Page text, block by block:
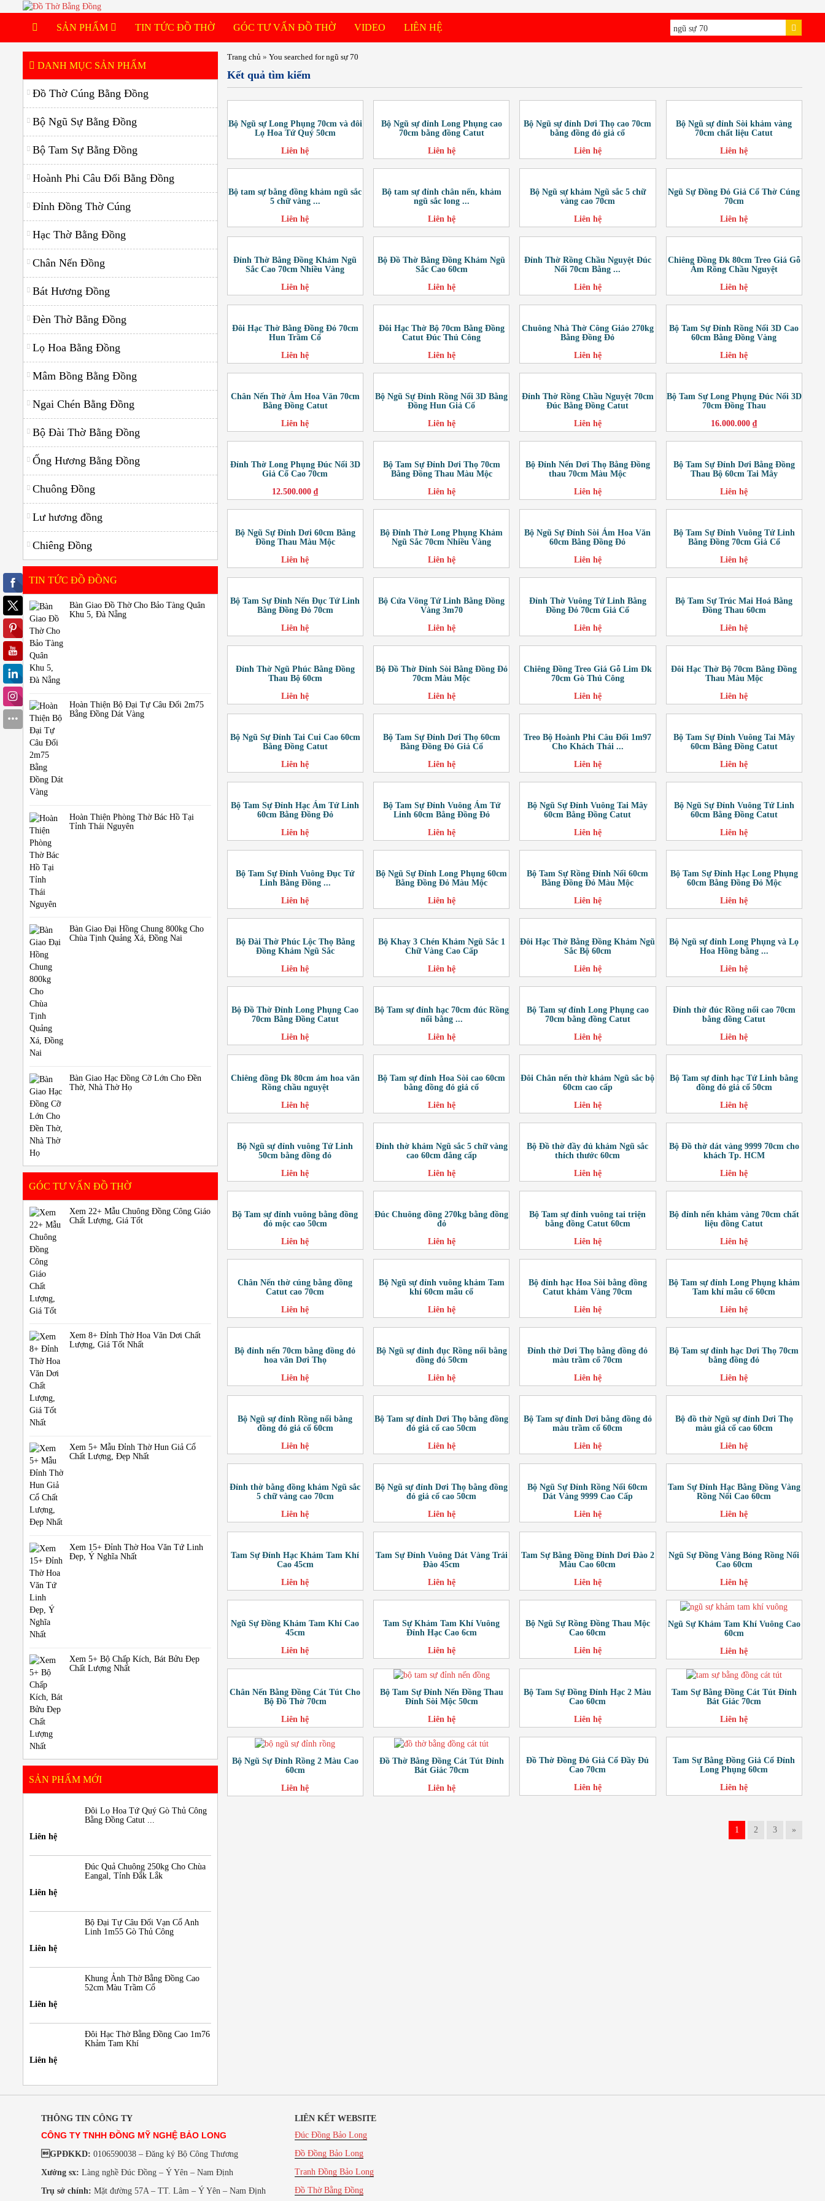
SẢN PHẨM
Bộ Tam Sự Bằng Đồng
Hạc Thờ Bằng Đồng
Chân Nến Đồng
Bát Hương Đồng
Đèn Thờ Bằng Đồng
Lọ Hoa Bằng Đồng
Ống Hương Bằng Đồng
Bộ Đài Thờ Bằng Đồng
Hoành Phi Câu Đối Bằng Đồng
Lư hương đồng
Chuông Đồng
Chiêng Đồng
TIN TỨC ĐỒ THỜ GÓC TƯ VẤN ĐỒ THỜ VIDEO LIÊN HỆ
Trang chủ » You searched for ngũ sự 70
Kết quả tìm kiếm
Bộ Ngũ sự Long Phụng 70cm và đôi
Lọ Hoa Tứ Quý 50cm
Liên hệ
Bộ Ngũ sự đỉnh Long Phụng cao
70cm bằng đồng Catut
Liên hệ
Bộ Ngũ sự đỉnh Dơi Thọ cao 70cm
bằng đồng đỏ giả cổ
Liên hệ
Bộ Ngũ sự đỉnh Sòi khảm vàng
70cm chất liệu Catut
Liên hệ
Bộ tam sự bằng đồng khảm ngũ sắc
5 chữ vàng ...
Liên hệ
Bộ tam sự đỉnh chân nến, khảm
ngũ sắc long ...
Liên hệ
Bộ Ngũ sự khảm Ngũ sắc 5 chữ
vàng cao 70cm
Liên hệ
Ngũ Sự Đồng Đỏ Giả Cổ Thờ Cúng
70cm
Liên hệ
Đỉnh Thờ Bằng Đồng Khảm Ngũ
Sắc Cao 70cm Nhiều Vàng
Liên hệ
Bộ Đồ Thờ Bằng Đồng Khảm Ngũ
Sắc Cao 60cm
Liên hệ
Đỉnh Thờ Rồng Chầu Nguyệt Đúc
Nổi 70cm Bằng ...
Liên hệ
Chiêng Đồng Đk 80cm Treo Giá Gỗ
Ám Rồng Chầu Nguyệt
Liên hệ
Đôi Hạc Thờ Bằng Đồng Đỏ 70cm
Hun Trầm Cổ
Liên hệ
Đôi Hạc Thờ Bộ 70cm Bằng Đồng
Catut Đúc Thủ Công
Liên hệ
Chuông Nhà Thờ Công Giáo 270kg
Bằng Đồng Đỏ
Liên hệ
Bộ Tam Sự Đỉnh Rồng Nổi 3D Cao
60cm Bằng Đồng Vàng
Liên hệ
Chân Nến Thờ Ám Hoa Văn 70cm
Bằng Đồng Catut
Liên hệ
Bộ Ngũ Sự Đỉnh Rồng Nổi 3D Bằng
Đồng Hun Giả Cổ
Liên hệ
Đỉnh Thờ Rồng Chầu Nguyệt 70cm
Đúc Bằng Đồng Catut
Liên hệ
Bộ Tam Sự Long Phụng Đúc Nổi 3D
70cm Đồng Thau
16.000.000 ₫
Đỉnh Thờ Long Phụng Đúc Nổi 3D
Giả Cổ Cao 70cm
12.500.000 ₫
Bộ Tam Sự Đỉnh Dơi Thọ 70cm
Bằng Đồng Thau Màu Mộc
Liên hệ
Bộ Đỉnh Nến Dơi Thọ Bằng Đồng
thau 70cm Màu Mộc
Liên hệ
Bộ Tam Sự Đỉnh Dơi Bằng Đồng
Thau Bộ 60cm Tai Mây
Liên hệ
Bộ Ngũ Sự Đỉnh Dơi 60cm Bằng
Đồng Thau Màu Mộc
Liên hệ
Bộ Đỉnh Thờ Long Phụng Khảm
Ngũ Sắc 70cm Nhiều Vàng
Liên hệ
Bộ Ngũ Sự Đỉnh Sòi Ám Hoa Văn
60cm Bằng Đồng Đỏ
Liên hệ
Bộ Tam Sự Đỉnh Vuông Tứ Linh
Bằng Đồng 70cm Giả Cổ
Liên hệ
Bộ Tam Sự Đỉnh Nến Đục Tứ Linh
Bằng Đồng Đỏ 70cm
Liên hệ
Bộ Cửa Võng Tứ Linh Bằng Đồng
Vàng 3m70
Liên hệ
Đỉnh Thờ Vuông Tứ Linh Bằng
Đồng Đỏ 70cm Giả Cổ
Liên hệ
Bộ Tam Sự Trúc Mai Hoá Bằng
Đồng Thau 60cm
Liên hệ
Đỉnh Thờ Ngũ Phúc Bằng Đồng
Thau Bộ 60cm
Liên hệ
Bộ Đồ Thờ Đỉnh Sòi Bằng Đồng Đỏ
70cm Màu Mộc
Liên hệ
Chiêng Đồng Treo Giá Gỗ Lim Đk
70cm Gò Thủ Công
Liên hệ
Đôi Hạc Thờ Bộ 70cm Bằng Đồng
Thau Màu Mộc
Liên hệ
Bộ Ngũ Sự Đỉnh Tai Cui Cao 60cm
Bằng Đồng Catut
Liên hệ
Bộ Tam Sự Đỉnh Dơi Thọ 60cm
Bằng Đồng Đỏ Giả Cổ
Liên hệ
Treo Bộ Hoành Phi Câu Đối 1m97
Cho Khách Thái ...
Liên hệ
Bộ Tam Sự Đỉnh Vuông Tai Mây
60cm Bằng Đồng Catut
Liên hệ
Bộ Tam Sự Đỉnh Hạc Ám Tứ Linh
60cm Bằng Đồng Đỏ
Liên hệ
Bộ Tam Sự Đỉnh Vuông Ám Tứ
Linh 60cm Bằng Đồng Đỏ
Liên hệ
Bộ Ngũ Sự Đỉnh Vuông Tai Mây
60cm Bằng Đồng Catut
Liên hệ
Bộ Ngũ Sự Đỉnh Vuông Tứ Linh
60cm Bằng Đồng Catut
Liên hệ
Bộ Tam Sự Đỉnh Vuông Đục Tứ
Linh Bằng Đồng ...
Liên hệ
Bộ Ngũ Sự Đỉnh Long Phụng 60cm
Bằng Đồng Đỏ Màu Mộc
Liên hệ
Bộ Tam Sự Rồng Đỉnh Nổi 60cm
Bằng Đồng Đỏ Màu Mộc
Liên hệ
Bộ Tam Sự Đỉnh Hạc Long Phụng
60cm Bằng Đồng Đỏ Mộc
Liên hệ
Bộ Đài Thờ Phúc Lộc Thọ Bằng
Đồng Khảm Ngũ Sắc
Liên hệ
Bộ Khay 3 Chén Khảm Ngũ Sắc 1
Chữ Vàng Cao Cấp
Liên hệ
Đôi Hạc Thờ Bằng Đồng Khảm Ngũ
Sắc Bộ 60cm
Liên hệ
Bộ Ngũ sự đỉnh Long Phụng và Lọ
Hoa Hồng bằng ...
Liên hệ
Bộ Đồ Thờ Đỉnh Long Phụng Cao
70cm Bằng Đồng Catut
Liên hệ
Bộ Tam sự đỉnh hạc 70cm đúc Rồng
nổi bằng ...
Liên hệ
Bộ Tam sự đỉnh Long Phụng cao
70cm bằng đồng Catut
Liên hệ
Đỉnh thờ đúc Rồng nổi cao 70cm
bằng đồng Catut
Liên hệ
Chiêng đồng Đk 80cm ám hoa văn
Rồng chầu nguyệt
Liên hệ
Bộ Tam sự đỉnh Hoa Sòi cao 60cm
bằng đồng đỏ giả cổ
Liên hệ
Đôi Chân nến thờ khảm Ngũ sắc bộ
60cm cao cấp
Liên hệ
Bộ Tam sự đỉnh hạc Tứ Linh bằng
đồng đỏ giả cổ 50cm
Liên hệ
Bộ Ngũ sự đỉnh vuông Tứ Linh
50cm bằng đồng đỏ
Liên hệ
Đỉnh thờ khảm Ngũ sắc 5 chữ vàng
cao 60cm đẳng cấp
Liên hệ
Bộ Đồ thờ đầy đủ khảm Ngũ sắc
thích thước 60cm
Liên hệ
Bộ Đồ thờ dát vàng 9999 70cm cho
khách Tp. HCM
Liên hệ
Bộ Tam sự đỉnh vuông bằng đồng
đỏ mộc cao 50cm
Liên hệ
Đúc Chuông đồng 270kg bằng đồng
đỏ
Liên hệ
Bộ Tam sự đỉnh vuông tai triện
bằng đồng Catut 60cm
Liên hệ
Bộ đỉnh nến khảm vàng 70cm chất
liệu đồng Catut
Liên hệ
Chân Nến thờ cúng bằng đồng
Catut cao 70cm
Liên hệ
Bộ Ngũ sự đỉnh vuông khảm Tam
khí 60cm mẫu cổ
Liên hệ
Bộ đỉnh hạc Hoa Sòi bằng đồng
Catut khảm Vàng 70cm
Liên hệ
Bộ Tam sự đỉnh Long Phụng khảm
Tam khí mẫu cổ 60cm
Liên hệ
Bộ đỉnh nến 70cm bằng đồng đỏ
hoa văn Dơi Thọ
Liên hệ
Bộ Ngũ sự đỉnh đục Rồng nổi bằng
đồng đỏ 50cm
Liên hệ
Đỉnh thờ Dơi Thọ bằng đồng đỏ
màu trầm cổ 70cm
Liên hệ
Bộ Tam sự đỉnh hạc Dơi Thọ 70cm
bằng đồng đỏ
Liên hệ
Bộ Ngũ sự đỉnh Rồng nổi bằng
đồng đỏ giả cổ 60cm
Liên hệ
Bộ Tam sự đỉnh Dơi Thọ bằng đồng
đỏ giả cổ cao 50cm
Liên hệ
Bộ Tam sự đỉnh Dơi bằng đồng đỏ
màu trầm cổ 60cm
Liên hệ
Bộ đồ thờ Ngũ sự đỉnh Dơi Thọ
màu giả cổ cao 60cm
Liên hệ
Đỉnh thờ bằng đồng khảm Ngũ sắc
5 chữ vàng cao 70cm
Liên hệ
Bộ Ngũ sự đỉnh Dơi Thọ bằng đồng
đỏ giả cổ cao 50cm
Liên hệ
Bộ Ngũ Sự Đỉnh Rồng Nổi 60cm
Dát Vàng 9999 Cao Cấp
Liên hệ
Tam Sự Đỉnh Hạc Bằng Đồng Vàng
Rồng Nổi Cao 60cm
Liên hệ
Tam Sự Đỉnh Hạc Khảm Tam Khí
Cao 45cm
Liên hệ
Tam Sự Đỉnh Vuông Dát Vàng Trái
Đào 45cm
Liên hệ
Tam Sự Bằng Đồng Đỉnh Dơi Đào 2
Màu Cao 60cm
Liên hệ
Ngũ Sự Đồng Vàng Bóng Rồng Nổi
Cao 60cm
Liên hệ
Ngũ Sự Đồng Khảm Tam Khí Cao
45cm
Liên hệ
Tam Sự Khảm Tam Khí Vuông
Đỉnh Hạc Cao 6cm
Liên hệ
Bộ Ngũ Sự Rồng Đồng Thau Mộc
Cao 60cm
Liên hệ
Ngũ Sự Khảm Tam Khí Vuông Cao
60cm
Liên hệ
Chân Nến Bằng Đồng Cát Tút Cho
Bộ Đồ Thờ 70cm
Liên hệ
Bộ Tam Sự Đỉnh Nến Đồng Thau
Đỉnh Sòi Mộc 50cm
Liên hệ
Bộ Tam Sự Đồng Đỉnh Hạc 2 Màu
Cao 60cm
Liên hệ
Tam Sự Bằng Đồng Cát Tút Đỉnh
Bát Giác 70cm
Liên hệ
Bộ Ngũ Sự Đỉnh Rồng 2 Màu Cao
60cm
Liên hệ
Đồ Thờ Bằng Đồng Cát Tút Đỉnh
Bát Giác 70cm
Liên hệ
Đồ Thờ Đồng Đỏ Giả Cổ Đầy Đủ
Cao 70cm
Liên hệ
Tam Sự Bằng Đồng Giả Cổ Đỉnh
Long Phụng 60cm
Liên hệ
1 2 3 »
DANH MỤC SẢN PHẨM
Đồ Thờ Cúng Bằng Đồng
Bộ Ngũ Sự Bằng Đồng
Bộ Tam Sự Bằng Đồng
Hoành Phi Câu Đối Bằng Đồng
Đỉnh Đồng Thờ Cúng
Hạc Thờ Bằng Đồng
Chân Nến Đồng
Bát Hương Đồng
Đèn Thờ Bằng Đồng
Lọ Hoa Bằng Đồng
Mâm Bồng Bằng Đồng
Ngai Chén Bằng Đồng
Bộ Đài Thờ Bằng Đồng
Ống Hương Bằng Đồng
Chuông Đồng
Lư hương đồng
Chiêng Đồng
TIN TỨC ĐỒ ĐỒNG
Bàn Giao Đồ Thờ Cho Bảo Tàng Quân
Khu 5, Đà Nẵng
Hoàn Thiện Bộ Đại Tự Câu Đối 2m75
Bằng Đồng Dát Vàng
Hoàn Thiện Phòng Thờ Bác Hồ Tại
Tỉnh Thái Nguyên
Bàn Giao Đại Hồng Chung 800kg Cho
Chùa Tịnh Quảng Xá, Đồng Nai
Bàn Giao Hạc Đồng Cỡ Lớn Cho Đền
Thờ, Nhà Thờ Họ
GÓC TƯ VẤN ĐỒ THỜ
Xem 22+ Mẫu Chuông Đồng Công Giáo
Chất Lượng, Giá Tốt
Xem 8+ Đỉnh Thờ Hoa Văn Dơi Chất
Lượng, Giá Tốt Nhất
Xem 5+ Mẫu Đỉnh Thờ Hun Giả Cổ
Chất Lượng, Đẹp Nhất
Xem 15+ Đỉnh Thờ Hoa Văn Tứ Linh
Đẹp, Ý Nghĩa Nhất
Xem 5+ Bộ Chấp Kích, Bát Bửu Đẹp
Chất Lượng Nhất
SẢN PHẨM MỚI
Đôi Lọ Hoa Tứ Quý Gò Thủ Công
Bằng Đồng Catut ...
Liên hệ
Đúc Quả Chuông 250kg Cho Chùa
Eangal, Tỉnh Đắk Lắk
Liên hệ
Bộ Đại Tự Câu Đối Vạn Cổ Anh
Linh 1m55 Gò Thủ Công
Liên hệ
Khung Ảnh Thờ Bằng Đồng Cao
52cm Màu Trầm Cổ
Liên hệ
Đôi Hạc Thờ Bằng Đồng Cao 1m76
Khảm Tam Khí
Liên hệ
THÔNG TIN CÔNG TY
CÔNG TY TNHH ĐỒNG MỸ NGHỆ BẢO LONG
GPĐKKD: 0106590038 – Đăng ký Bộ Công Thương
Xưởng sx: Làng nghề Đúc Đồng – Ý Yên – Nam Định
Trụ sở chính: Mặt đường 57A – TT. Lâm – Ý Yên – Nam Định
LIÊN KẾT WEBSITE
Đúc Đồng Bảo Long
Đồ Đồng Bảo Long
Tranh Đồng Bảo Long
Đồ Thờ Bằng Đồng